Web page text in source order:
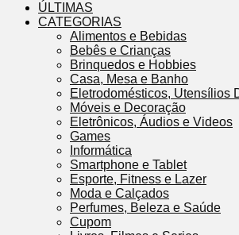
ÚLTIMAS
CATEGORIAS
Alimentos e Bebidas
Bebês e Crianças
Brinquedos e Hobbies
Casa, Mesa e Banho
Eletrodomésticos, Utensílios
Móveis e Decoração
Eletrônicos, Áudios e Videos
Games
Informática
Smartphone e Tablet
Esporte, Fitness e Lazer
Moda e Calçados
Perfumes, Beleza e Saúde
Cupom